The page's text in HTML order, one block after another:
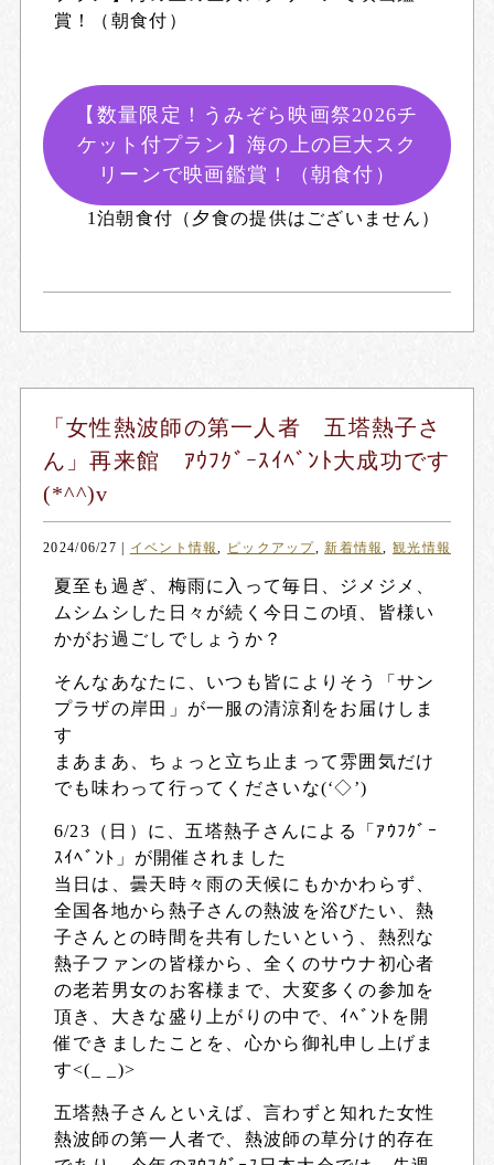
賞！（朝食付）
【数量限定！うみぞら映画祭2026チ
ケット付プラン】海の上の巨大スク
リーンで映画鑑賞！（朝食付）
1泊朝食付（夕食の提供はございません）
「女性熱波師の第一人者 五塔熱子さ
ん」再来館 ｱｳﾌｸﾞｰｽｲﾍﾞﾝﾄ大成功です
(*^^)v
2024/06/27 イベント情報, ピックアップ,新着情報, 観光情報
夏至も過ぎ、梅雨に入って毎日、ジメジメ、
ムシムシした日々が続く今日この頃、皆様い
かがお過ごしでしょうか？
そんなあなたに、いつも皆によりそう「サン
プラザの岸田」が一服の清涼剤をお届けしま
す
まあまあ、ちょっと立ち止まって雰囲気だけ
でも味わって行ってくださいな(‘◇’)ゞ
6/23（日）に、五塔熱子さんによる「ｱｳﾌｸﾞｰ
ｽｲﾍﾞﾝﾄ」が開催されました
当日は、曇天時々雨の天候にもかかわらず、
全国各地から熱子さんの熱波を浴びたい、熱
子さんとの時間を共有したいという、熱烈な
熱子ファンの皆様から、全くのサウナ初心者
の老若男女のお客様まで、大変多くの参加を
頂き、大きな盛り上がりの中で、ｲﾍﾞﾝﾄを開
催できましたことを、心から御礼申し上げま
す<(_ _)>
五塔熱子さんといえば、言わずと知れた女性
熱波師の第一人者で、熱波師の草分け的存在